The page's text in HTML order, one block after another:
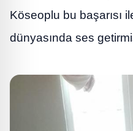
Köseoplu bu başarısı
dünyasında ses